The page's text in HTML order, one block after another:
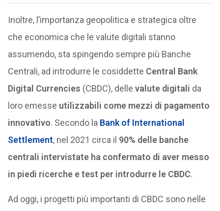
Inoltre, l’importanza geopolitica e strategica oltre
che economica che le valute digitali stanno
assumendo, sta spingendo sempre più Banche
Centrali, ad introdurre le cosiddette Central Bank
Digital Currencies (CBDC), delle valute digitali da
loro emesse utilizzabili come mezzi di pagamento
innovativo. Secondo la Bank of International
Settlement, nel 2021 circa il 90% delle banche
centrali intervistate ha confermato di aver messo
in piedi ricerche e test per introdurre le CBDC.
Ad oggi, i progetti più importanti di CBDC sono nelle